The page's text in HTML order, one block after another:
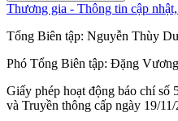
Thương gia - Thông tin cập
Tổng Biên tập: Nguyễn Thùy
Phó Tổng Biên tập: Đặng
Giấy phép hoạt động báo chí
và Truyền thông cấp ngày 19/